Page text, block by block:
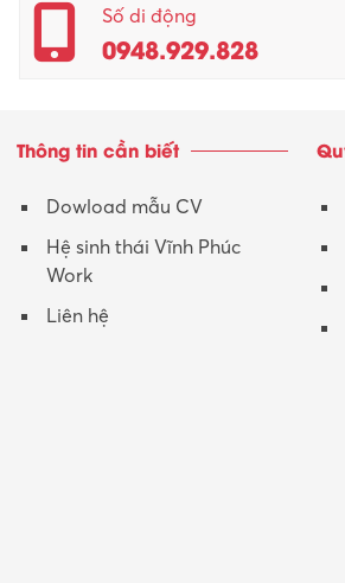
Số di động
0948.929.828
Thông tin cần biết
Dowload mẫu CV
Hệ sinh thái Vĩnh Phúc
Work
Liên hệ